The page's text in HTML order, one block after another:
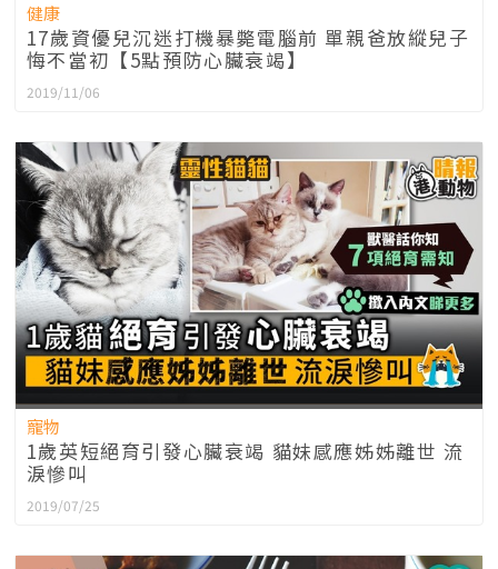
健康
17歲資優兒沉迷打機暴斃電腦前 單親爸放縱兒子
悔不當初【5點預防心臟衰竭】
2019/11/06
寵物
1歲英短絕育引發心臟衰竭 貓妹感應姊姊離世 流
淚慘叫
2019/07/25